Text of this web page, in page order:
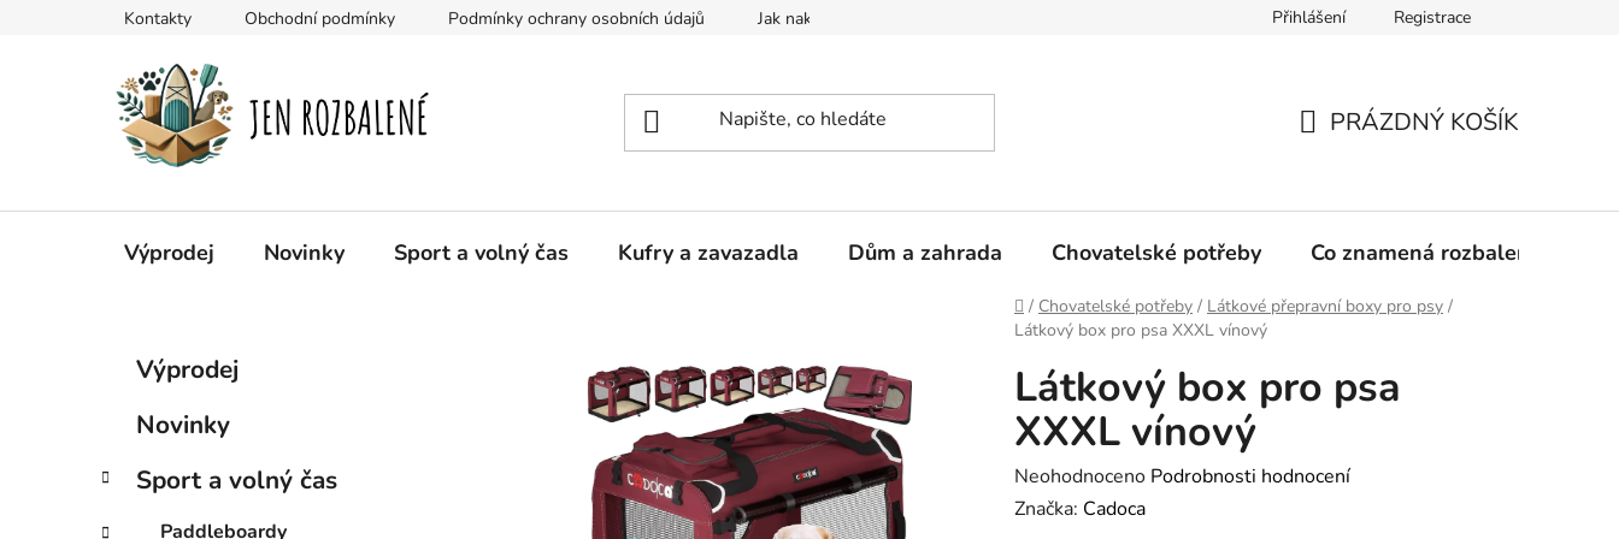
Kontakty Obchodní podmínky Podmínky ochrany osobních údajů Jak nakupovat Přihlášení Registrace
KOŠÍK
PRÁZDNÝ KOŠÍK
Výprodej Novinky Sport a volný čas Kufry a zavazadla Dům a zahrada Chovatelské potřeby Co znamená rozbalené zboží?
Domů
/ Chovatelské potřeby / Látkové přepravní boxy pro psy /
Látkový box pro psa XXXL vínový
r
Přeskočit
kategorie
o
Výprodej
Novinky
Sport a volný čas
Paddleboardy
Látkový box pro psa
XXXL vínový
Průměrné
hodnocení
Neohodnoceno Podrobnosti hodnocení
Značka: Cadoca